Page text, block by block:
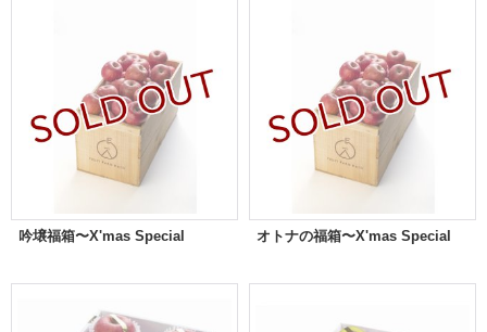
吟壌福箱〜X'mas Special オトナの福箱〜X'mas Special